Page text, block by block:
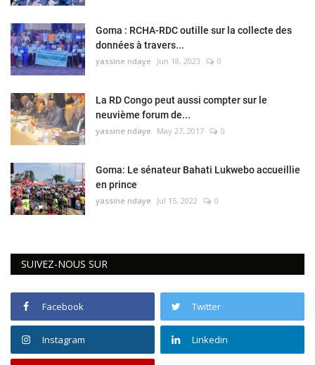
Goma : RCHA-RDC outille sur la collecte des
données à travers...
yassine ndaye Jun 18, 2023 0
La RD Congo peut aussi compter sur le
neuvième forum de...
yassine ndaye May 27, 2017 0
Goma: Le sénateur Bahati Lukwebo accueillie
en prince
yassine ndaye Jul 15, 2022 0
SUIVEZ-NOUS SUR
Facebook Twitter
Instagram Linkedin